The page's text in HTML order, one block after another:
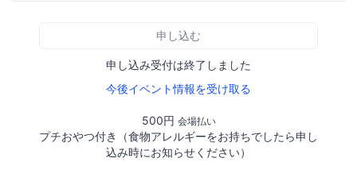
申し込む
申し込み受付は終了しました
今後イベント情報を受け取る
500円 会場払い
プチおやつ付き（食物アレルギーをお持ちでしたら申し
込み時にお知らせください）